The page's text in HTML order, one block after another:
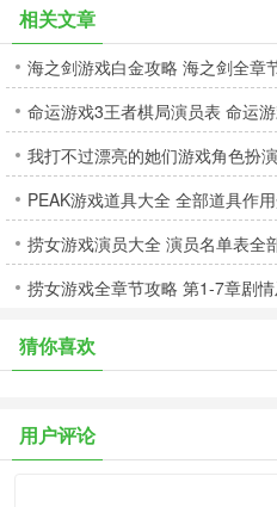
相关文章
海之剑游戏白金攻略 海之剑全章
命运游戏3王者棋局演员表 命运
我打不过漂亮的她们游戏角色扮
PEAK游戏道具大全 全部道具作
捞女游戏演员大全 演员名单表全
捞女游戏全章节攻略 第1-7章剧
猜你喜欢
用户评论